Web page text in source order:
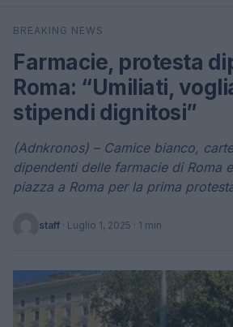
Cerca
BREAKING NEWS
Farmacie, protesta
Roma: “Umiliati,
stipendi dignitosi”
(Adnkronos) – Camice bianco,
dipendenti delle farmacie di Roma
piazza a Roma per la prima
staff · Luglio 1, 2025 · 1 min